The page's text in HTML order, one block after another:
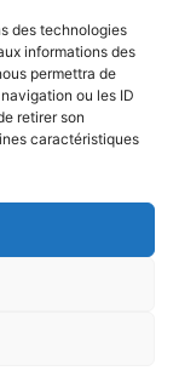
des technologies
informations des
permettra de
ou les ID
retirer son
caractéristiques